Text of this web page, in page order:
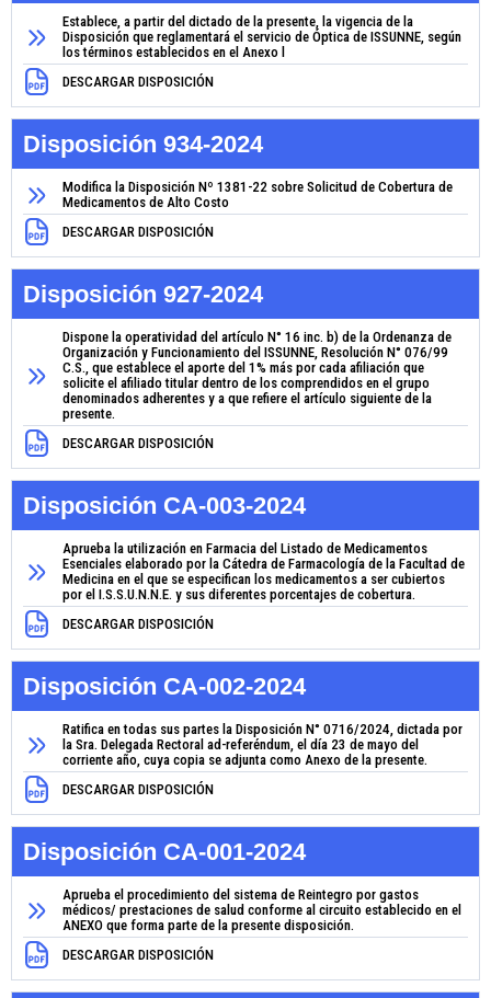
Establece, a partir del dictado de la presente, la vigencia de la
Disposición que reglamentará el servicio de Óptica de ISSUNNE, según
los términos establecidos en el Anexo l
DESCARGAR DISPOSICIÓN
Disposición 934-2024
Modifica la Disposición Nº 1381-22 sobre Solicitud de Cobertura de
Medicamentos de Alto Costo
DESCARGAR DISPOSICIÓN
Disposición 927-2024
Dispone la operatividad del artículo N° 16 inc. b) de la Ordenanza de
Organización y Funcionamiento del ISSUNNE, Resolución N° 076/99
C.S., que establece el aporte del 1% más por cada afiliación que
solicite el afiliado titular dentro de los comprendidos en el grupo
denominados adherentes y a que refiere el artículo siguiente de la
presente.
DESCARGAR DISPOSICIÓN
Disposición CA-003-2024
Aprueba la utilización en Farmacia del Listado de Medicamentos
Esenciales elaborado por la Cátedra de Farmacología de la Facultad de
Medicina en el que se especifican los medicamentos a ser cubiertos
por el I.S.S.U.N.N.E. y sus diferentes porcentajes de cobertura.
DESCARGAR DISPOSICIÓN
Disposición CA-002-2024
Ratifica en todas sus partes la Disposición N° 0716/2024, dictada por
la Sra. Delegada Rectoral ad-referéndum, el día 23 de mayo del
corriente año, cuya copia se adjunta como Anexo de la presente.
DESCARGAR DISPOSICIÓN
Disposición CA-001-2024
Aprueba el procedimiento del sistema de Reintegro por gastos
médicos/ prestaciones de salud conforme al circuito establecido en el
ANEXO que forma parte de la presente disposición.
DESCARGAR DISPOSICIÓN